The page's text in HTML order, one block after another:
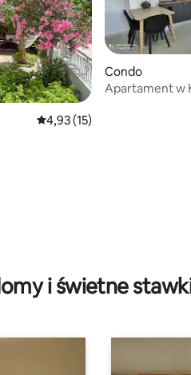
18 Średnia ocena: 4,93 na 5,
4,93 (15)
Condo
Apartament w
i świetne